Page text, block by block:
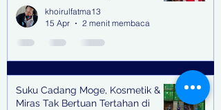
khoirulfatma13
15 Apr
2 menit membaca
Suku Cadang Moge, Kosmetik &
Miras Tak Bertuan Tertahan di